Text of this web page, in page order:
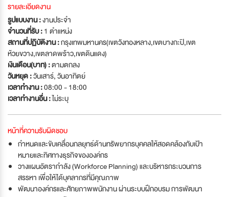
รายละเอียดงาน
รูปแบบงาน :งานประจำ
จำนวนที่รับ :1 ตำแหน่ง
สถานที่ปฏิบัติงาน :กรุงเทพมหานคร(เขตวังทองหลาง,เขตบางกะปิ,เขต
ห้วยขวาง,เขตลาดพร้าว,เขตดินแดง)
เงินเดือน(บาท) :ตามตกลง
วันหยุด :วันเสาร์,วันอาทิตย์
เวลาทำงาน :08:00 - 18:00
เวลาทำงานอื่น :ไม่ระบุ
หน้าที่ความรับผิดชอบ
กำหนดและขับเคลื่อนกลยุทธ์ด้านทรัพยากรบุคคลให้สอดคล้องกับเป้า
หมายและทิศทางธุรกิจขององค์กร
วางแผนอัตรากำลัง (Workforce Planning) และบริหารกระบวนการ
สรรหา เพื่อให้ได้บุคลากรที่มีคุณภาพ
พัฒนาองค์กรและศักยภาพพนักงาน ผ่านระบบฝึกอบรม การพัฒนา